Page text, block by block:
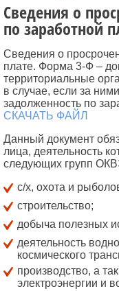
Сведения о
по заработной
Сведения о
плате. Форма 3-Ф –
территориальные
в случае, если за
задолженность по
СКАЧАТЬ ФАЙЛ
Данный документ
лица, деятельность
следующих групп
с/х, охота и
строительство;
добыча полезных
деятельность
космического
производство, а
электроэнергии и